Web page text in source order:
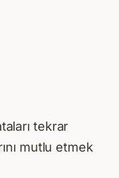
tekrar
mutlu etmek